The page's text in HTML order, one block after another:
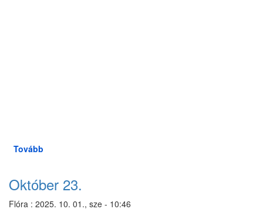
Tovább
Október 23.
Flóra : 2025. 10. 01., sze - 10:46